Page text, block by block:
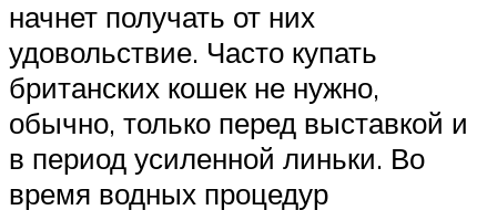
начнет получать от них
удовольствие. Часто купать
британских кошек не нужно,
обычно, только перед выставкой и
в период усиленной линьки. Во
время водных процедур